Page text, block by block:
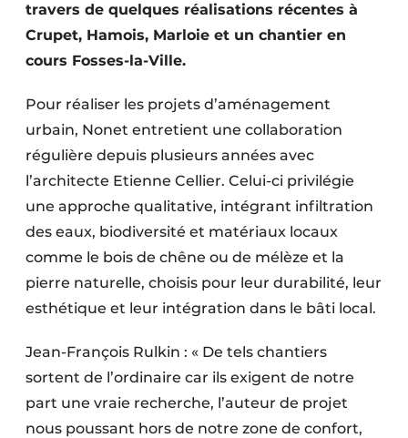
Infrastructures souterraines et égouttage
Protection solaire
Rénovation
Sécurité incendie
Software
Techniques ferroviaires
Travaux ferroviaires
travers de quelques réalisations récentes à
Crupet, Hamois, Marloie et un chantier en
cours Fosses-la-Ville.
Pour réaliser les projets d’aménagement
urbain, Nonet entretient une collaboration
régulière depuis plusieurs années avec
l’architecte Etienne Cellier. Celui-ci privilégie
une approche qualitative, intégrant infiltration
des eaux, biodiversité et matériaux locaux
comme le bois de chêne ou de mélèze et la
pierre naturelle, choisis pour leur durabilité, leur
esthétique et leur intégration dans le bâti local.
Jean-François Rulkin : « De tels chantiers
sortent de l’ordinaire car ils exigent de notre
part une vraie recherche, l’auteur de projet
nous poussant hors de notre zone de confort,